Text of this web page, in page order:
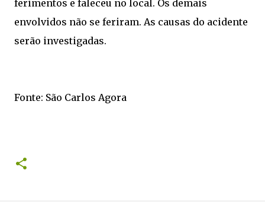
ferimentos e faleceu no local. Os demais
envolvidos não se feriram. As causas do acidente
serão investigadas.
Fonte: São Carlos Agora